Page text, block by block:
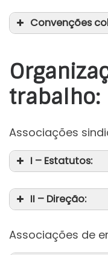
Convenções
trabalho:
Associações
I – Estatutos:
II – Direção:
Associações de